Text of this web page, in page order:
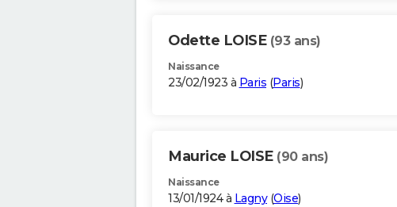
Odette LOISE (93 ans)
Naissance
23/02/1923 à Paris (Paris)
Maurice LOISE (90 ans)
Naissance
13/01/1924 à Lagny(Oise)